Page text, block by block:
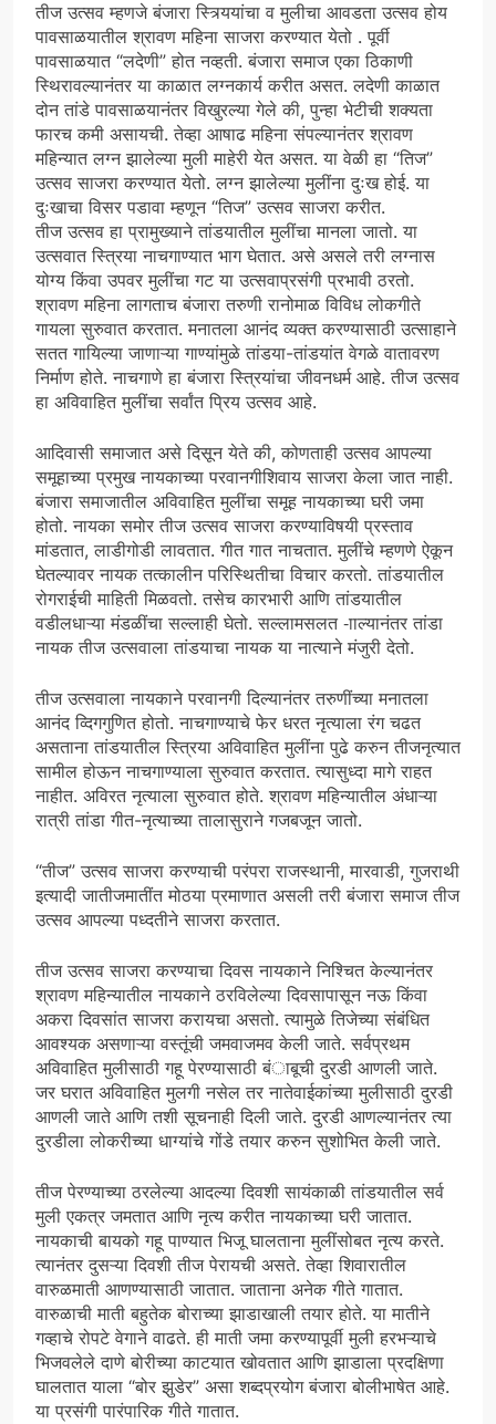
तीज उत्सव म्हणजे बंजारा स्त्र्यियांचा व मुलीचा आवडता उत्सव होय
पावसाळयातील श्रावण महिना साजरा करण्यात येतो . पूर्वी
पावसाळयात “लदेणी” होत नव्हती. बंजारा समाज एका ठिकाणी
स्थिरावल्यानंतर या काळात लग्नकार्य करीत असत. लदेणी काळात
दोन तांडे पावसाळयानंतर विखुरल्या गेले की, पुन्हा भेटीची शक्यता
फारच कमी असायची. तेव्हा आषाढ महिना संपल्यानंतर श्रावण
महिन्यात लग्न झालेल्या मुली माहेरी येत असत. या वेळी हा “तिज”
उत्सव साजरा करण्यात येतो. लग्न झालेल्या मुलींना दुःख होई. या
दुःखाचा विसर पडावा म्हणून “तिज” उत्सव साजरा करीत.
तीज उत्सव हा प्रामुख्याने तांडयातील मुलींचा मानला जातो. या
उत्सवात स्त्रिया नाचगाण्यात भाग घेतात. असे असले तरी लग्नास
योग्य किंवा उपवर मुलींचा गट या उत्सवाप्रसंगी प्रभावी ठरतो.
श्रावण महिना लागताच बंजारा तरुणी रानोमाळ विविध लोकगीते
गायला सुरुवात करतात. मनातला आनंद व्यक्त करण्यासाठी उत्साहाने
सतत गायिल्या जाणाऱ्या गाण्यांमुळे तांडया-तांडयांत वेगळे वातावरण
निर्माण होते. नाचगाणे हा बंजारा स्त्रियांचा जीवनधर्म आहे. तीज उत्सव
हा अविवाहित मुलींचा सर्वांत प्रिय उत्सव आहे.
आदिवासी समाजात असे दिसून येते की, कोणताही उत्सव आपल्या
समूहाच्या प्रमुख नायकाच्या परवानगीशिवाय साजरा केला जात नाही.
बंजारा समाजातील अविवाहित मुलींचा समूह नायकाच्या घरी जमा
होतो. नायका समोर तीज उत्सव साजरा करण्याविषयी प्रस्ताव
मांडतात, लाडीगोडी लावतात. गीत गात नाचतात. मुलींचे म्हणणे ऐकून
घेतल्यावर नायक तत्कालीन परिस्थितीचा विचार करतो. तांडयातील
रोगराईची माहिती मिळवतो. तसेच कारभारी आणि तांडयातील
वडीलधाऱ्या मंडळींचा सल्लाही घेतो. सल्लामसलत -ााल्यानंतर तांडा
नायक तीज उत्सवाला तांडयाचा नायक या नात्याने मंजुरी देतो.
तीज उत्सवाला नायकाने परवानगी दिल्यानंतर तरुणींच्या मनातला
आनंद व्दिगगुणित होतो. नाचगाण्याचे फेर धरत नृत्याला रंग चढत
असताना तांडयातील स्त्रिया अविवाहित मुलींना पुढे करुन तीजनृत्यात
सामील होऊन नाचगाण्याला सुरुवात करतात. त्यासुध्दा मागे राहत
नाहीत. अविरत नृत्याला सुरुवात होते. श्रावण महिन्यातील अंधाऱ्या
रात्री तांडा गीत-नृत्याच्या तालासुराने गजबजून जातो.
“तीज” उत्सव साजरा करण्याची परंपरा राजस्थानी, मारवाडी, गुजराथी
इत्यादी जातीजमातींत मोठया प्रमाणात असली तरी बंजारा समाज तीज
उत्सव आपल्या पध्दतीने साजरा करतात.
तीज उत्सव साजरा करण्याचा दिवस नायकाने निश्चित केल्यानंतर
श्रावण महिन्यातील नायकाने ठरविलेल्या दिवसापासून नऊ किंवा
अकरा दिवसांत साजरा करायचा असतो. त्यामुळे तिजेच्या संबंधित
आवश्यक असणाऱ्या वस्तूंची जमवाजमव केली जाते. सर्वप्रथम
अविवाहित मुलीसाठी गहू पेरण्यासाठी बंाबूची दुरडी आणली जाते.
जर घरात अविवाहित मुलगी नसेल तर नातेवाईकांच्या मुलीसाठी दुरडी
आणली जाते आणि तशी सूचनाही दिली जाते. दुरडी आणल्यानंतर त्या
दुरडीला लोकरीच्या धाग्यांचे गोंडे तयार करुन सुशोभित केली जाते.
तीज पेरण्याच्या ठरलेल्या आदल्या दिवशी सायंकाळी तांडयातील सर्व
मुली एकत्र जमतात आणि नृत्य करीत नायकाच्या घरी जातात.
नायकाची बायको गहू पाण्यात भिजू घालताना मुलींसोबत नृत्य करते.
त्यानंतर दुसऱ्या दिवशी तीज पेरायची असते. तेव्हा शिवारातील
वारुळमाती आणण्यासाठी जातात. जाताना अनेक गीते गातात.
वारुळाची माती बहुतेक बोराच्या झाडाखाली तयार होते. या मातीने
गव्हाचे रोपटे वेगाने वाढते. ही माती जमा करण्यापूर्वी मुली हरभऱ्याचे
भिजवलेले दाणे बोरीच्या काटयात खोवतात आणि झाडाला प्रदक्षिणा
घालतात याला “बोर झुडेर” असा शब्दप्रयोग बंजारा बोलीभाषेत आहे.
या प्रसंगी पारंपारिक गीते गातात.